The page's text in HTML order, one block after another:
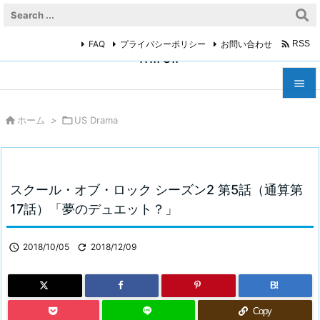
miroir




検索
FAQ プライバシーポリシー お問い合わせ  RSS
 ホーム > US Drama
スクール・オブ・ロック シーズン2 第5話（通算第
17話）「夢のデュエット？」
 2018/10/05  2018/12/09
B!
Copy